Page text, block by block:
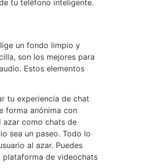
tu teléfono inteligente.
un fondo limpio y
son los mejores para
Estos elementos
tu experiencia de chat
forma anónima con
azar como chats de
sea un paseo. Todo lo
al azar. Puedes
plataforma de videochats